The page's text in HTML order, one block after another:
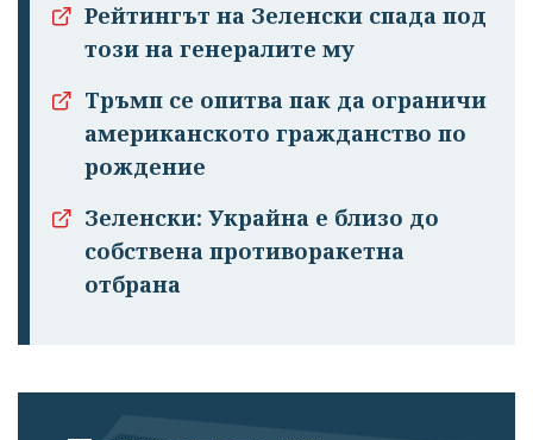
Рейтингът на Зеленски спада под
този на генералите му
Тръмп се опитва пак да ограничи
американското гражданство по
рождение
Зеленски: Украйна е близо до
собствена противоракетна
отбрана